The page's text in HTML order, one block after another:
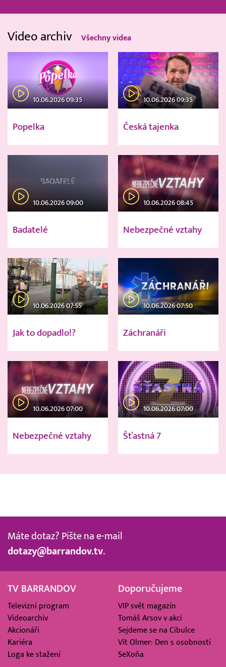
Video archiv Všechny videa
10.06.2026 09:35
Popelka
10.06.2026 09:35
Česká tajenka
10.06.2026 09:00
Badatelé
10.06.2026 08:45
Nebezpečné vztahy
10.06.2026 07:55
Jak to dopadlo!?
10.06.2026 07:50
Záchranáři
10.06.2026 07:00
Nebezpečné vztahy
10.06.2026 07:00
Šťastná 7
Máte dotaz? Pište na e-mail
dotazy@barrandov.tv.
TV BARRANDOV
Televizní program
Videoarchiv
Akcionáři
Kariéra
Loga ke stažení
Doporučujeme
VIP svět magazín
Tomáš Arsov v akci
Sejdeme se na Cibulce
Vít Olmer: Den s osobností
SeXoňa